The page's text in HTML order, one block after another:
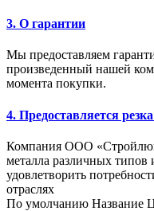
3. О гарантии
Мы предоставляем
произведенный нашей
момента покупки.
4. Предоставляется
Компания ООО
металла различных типов
удовлетворить
отраслях
По умолчанию Название